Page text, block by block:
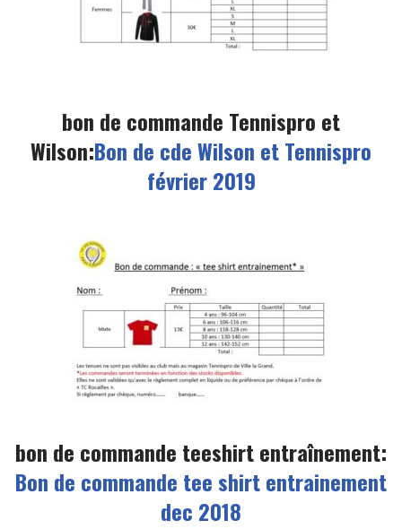
bon de commande Tennispro et
Wilson:Bon de cde Wilson et Tennispro
février 2019
bon de commande teeshirt entraînement:
Bon de commande tee shirt entrainement
dec 2018